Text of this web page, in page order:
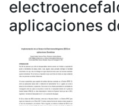
OJS
Paz y salvos
aplicaciones